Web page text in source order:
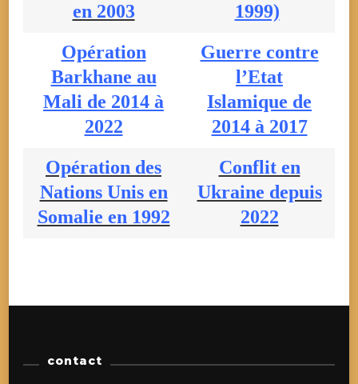
en 2003
1999)
Opération
Barkhane au
Mali de 2014 à
2022
Guerre contre
l’Etat
Islamique de
2014 à 2017
Opération des
Nations Unis en
Somalie en 1992
Conflit en
Ukraine depuis
2022
contact